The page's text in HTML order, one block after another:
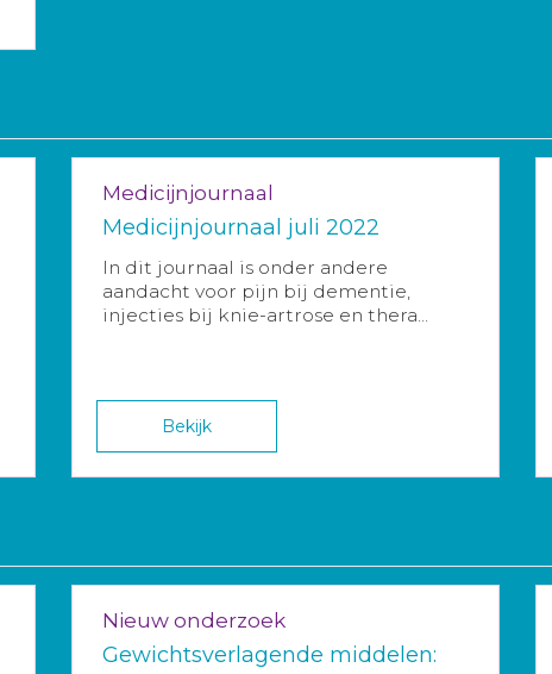
Medicijnjournaal
Medicijnjournaal juli 2022
In dit journaal is onder andere
aandacht voor pijn bij dementie,
injecties bij knie-artrose en thera...
Bekijk
Nieuw onderzoek
Gewichtsverlagende middelen: